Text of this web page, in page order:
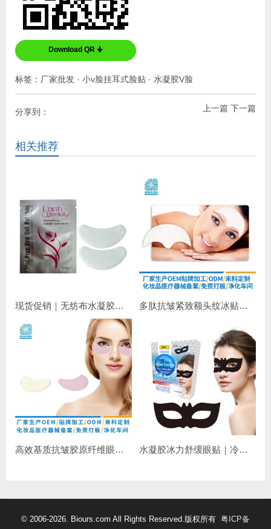
Download QR 🠋
标签： 厂家批发 · 小v脸挂耳式脸贴 · 水凝胶V脸
上一篇 下一篇
分享到：
相关推荐
现货促销｜无纺布水凝胶睫毛眼贴 嫁接睫毛专用 补水保湿不干扰操作 多肽抗皱紧致额头纹冰贴｜淡化抬头纹紧致显年轻
高效基质抗皱胶原纤维眼膜｜抗皱紧致保湿 水凝胶冰力舒缓眼贴｜冷敷降温，长效保湿，焕亮双眼
© 2006-2026. Biours.com All Rights Reserved.版权所有 粤ICP备